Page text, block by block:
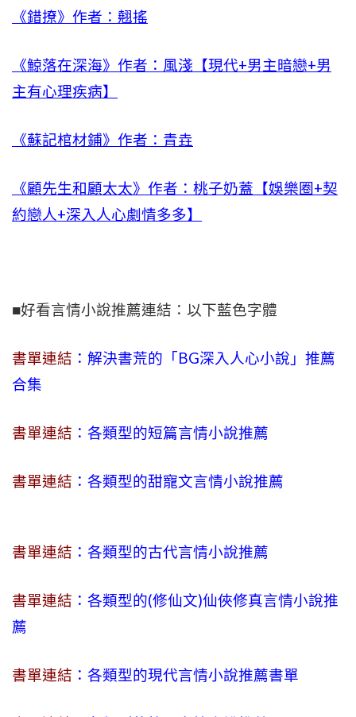
《錯撩》作者：翹搖
《鯨落在深海》作者：風淺【現代+男主暗戀+男
主有心理疾病】
《蘇記棺材鋪》作者：青垚
《顧先生和顧太太》作者：桃子奶蓋【娛樂圈+契
約戀人+深入人心劇情多多】
■好看言情小說推薦連結：以下藍色字體
書單連結 ：解決書荒的「BG深入人心小說」推薦
合集
書單連結 ：各類型的短篇言情小說推薦
書單連結 ：各類型的甜寵文言情小說推薦
書單連結 ：各類型的古代言情小說推薦
書單連結 ：各類型的(修仙文)仙俠修真言情小說推
薦
書單連結 ：各類型的現代言情小說推薦書單